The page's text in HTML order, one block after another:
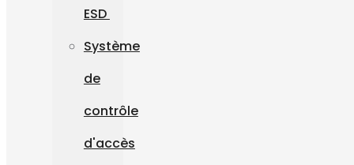
ESD
Système
de
contrôle
d'accès